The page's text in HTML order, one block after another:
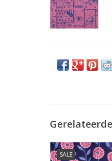
SALE
Prijs